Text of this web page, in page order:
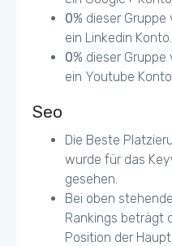
0% dieser
ein Linkedin Konto.
0% dieser
ein Youtube
Seo
Die Beste
wurde für das
gesehen.
Bei oben
Rankings beträgt
Position der